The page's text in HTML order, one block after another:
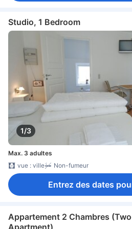
Studio, 1 Bedroom
1/3
Max. 3 adultes
vue : ville
Non-fumeur
Entrez des dates
Appartement 2 Chambres
Apartment)